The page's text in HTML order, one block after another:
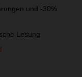
und -30%
Lesung